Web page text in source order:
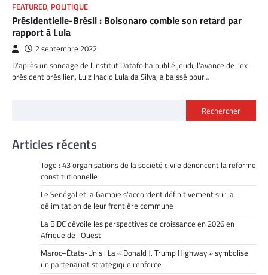
FEATURED, POLITIQUE
Présidentielle-Brésil : Bolsonaro comble son retard par
rapport à Lula
2 septembre 2022
D’après un sondage de l’institut Datafolha publié jeudi, l’avance de l’ex-
président brésilien, Luiz Inacio Lula da Silva, a baissé pour…
Rechercher
Articles récents
Togo : 43 organisations de la société civile dénoncent la réforme
constitutionnelle
Le Sénégal et la Gambie s’accordent définitivement sur la
délimitation de leur frontière commune
La BIDC dévoile les perspectives de croissance en 2026 en
Afrique de l’Ouest
Maroc–États-Unis : La « Donald J. Trump Highway » symbolise
un partenariat stratégique renforcé